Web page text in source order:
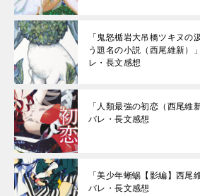
「鬼怒楯岩大吊橋ツキヌの
う題名の小説（西尾維新）
レ・長文感想
「人類最強の初恋（西尾維
バレ・長文感想
「美少年蜥蜴【影編】西尾
バレ・長文感想